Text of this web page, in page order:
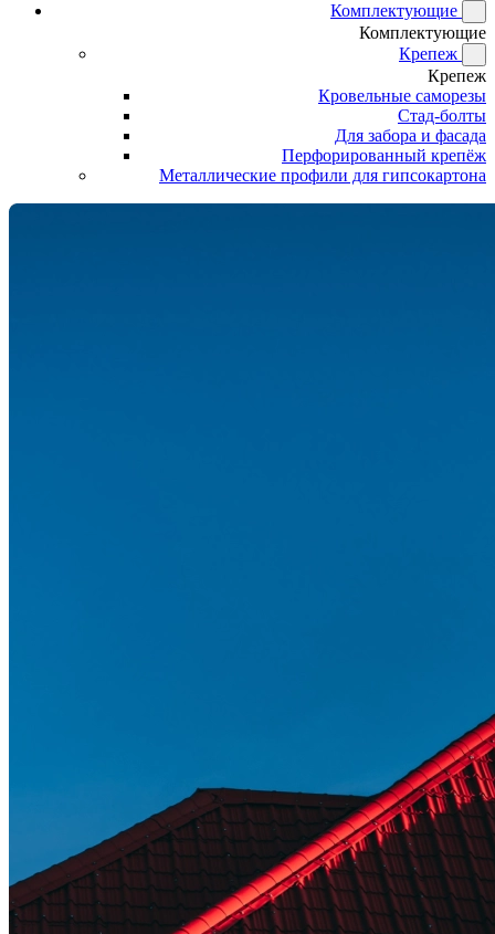
Комплектующие
Комплектующие
Крепеж
Крепеж
Кровельные саморезы
Стад-болты
Для забора и фасада
Перфорированный крепёж
Металлические профили для гипсокартона